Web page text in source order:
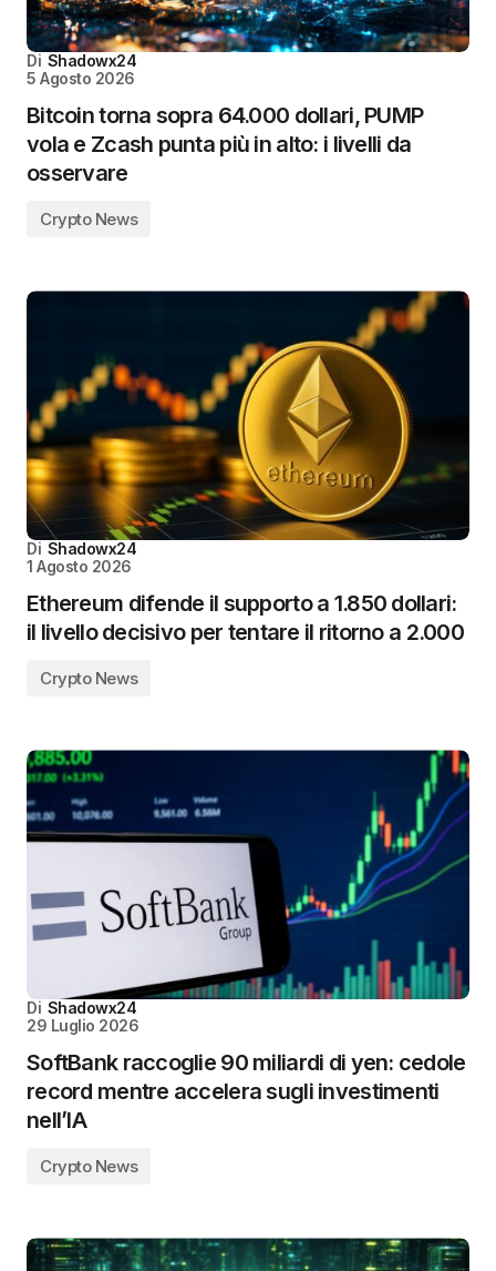
Di Shadowx24
5 Agosto 2026
Bitcoin torna sopra 64.000 dollari, PUMP
vola e Zcash punta più in alto: i livelli da
osservare
Crypto News
Di Shadowx24
1 Agosto 2026
Ethereum difende il supporto a 1.850 dollari:
il livello decisivo per tentare il ritorno a 2.000
Crypto News
Di Shadowx24
29 Luglio 2026
SoftBank raccoglie 90 miliardi di yen: cedole
record mentre accelera sugli investimenti
nell’IA
Crypto News